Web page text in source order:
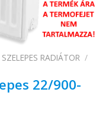
SZELEPES RADIÁTOR /
22/900-